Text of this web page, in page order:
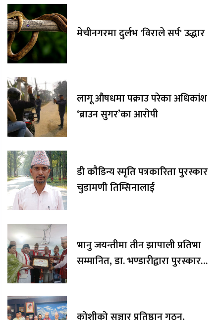
मेचीनगरमा दुर्लभ 'विराले सर्प' उद्धार
लागू औषधमा पक्राउ परेका अधिकांश
‘ब्राउन सुगर’का आरोपी
डी कौडिन्य स्मृति पत्रकारिता पुरस्कार
चुडामणी तिम्सिनालाई
भानु जयन्तीमा तीन झापाली प्रतिभा
सम्मानित, डा. भण्डारीद्वारा पुरस्कार